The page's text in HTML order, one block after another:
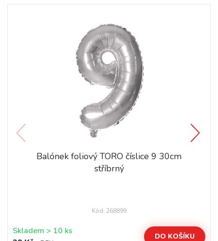
Balónek foliový TORO číslice 9 30cm
stříbrný
Kód: 268899
Skladem > 10 ks
DO KOŠÍKU